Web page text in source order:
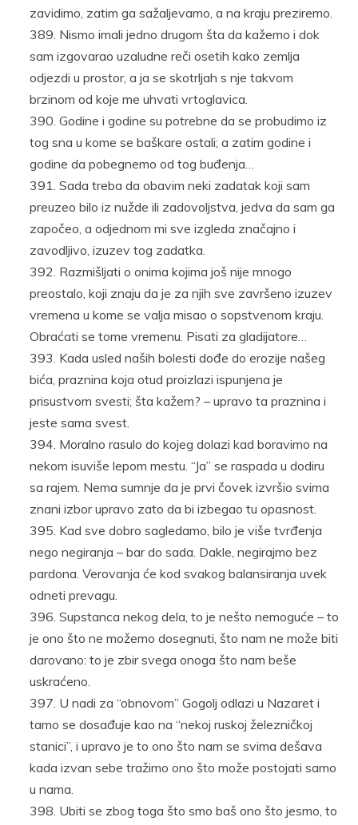
zavidimo, zatim ga sažaljevamo, a na kraju preziremo.
Nismo imali jedno drugom šta da kažemo i dok
sam izgovarao uzaludne reči osetih kako zemlja
odjezdi u prostor, a ja se skotrljah s nje takvom
brzinom od koje me uhvati vrtoglavica.
Godine i godine su potrebne da se probudimo iz
tog sna u kome se baškare ostali; a zatim godine i
godine da pobegnemo od tog buđenja…
Sada treba da obavim neki zadatak koji sam
preuzeo bilo iz nužde ili zadovoljstva, jedva da sam ga
započeo, a odjednom mi sve izgleda značajno i
zavodljivo, izuzev tog zadatka.
Razmišljati o onima kojima još nije mnogo
preostalo, koji znaju da je za njih sve završeno izuzev
vremena u kome se valja misao o sopstvenom kraju.
Obraćati se tome vremenu. Pisati za gladijatore…
Kada usled naših bolesti dođe do erozije našeg
bića, praznina koja otud proizlazi ispunjena je
prisustvom svesti; šta kažem? – upravo ta praznina i
jeste sama svest.
Moralno rasulo do kojeg dolazi kad boravimo na
nekom isuviše lepom mestu. “Ja” se raspada u dodiru
sa rajem. Nema sumnje da je prvi čovek izvršio svima
znani izbor upravo zato da bi izbegao tu opasnost.
Kad sve dobro sagledamo, bilo je više tvrđenja
nego negiranja – bar do sada. Dakle, negirajmo bez
pardona. Verovanja će kod svakog balansiranja uvek
odneti prevagu.
Supstanca nekog dela, to je nešto nemoguće – to
je ono što ne možemo dosegnuti, što nam ne može biti
darovano: to je zbir svega onoga što nam beše
uskraćeno.
U nadi za “obnovom” Gogolj odlazi u Nazaret i
tamo se dosađuje kao na “nekoj ruskoj železničkoj
stanici”, i upravo je to ono što nam se svima dešava
kada izvan sebe tražimo ono što može postojati samo
u nama.
Ubiti se zbog toga što smo baš ono što jesmo, to